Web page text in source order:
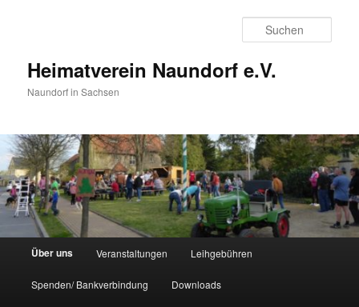
Heimatverein Naundorf e.V.
Naundorf in Sachsen
HauptmenüÜber uns Veranstaltungen Leihgebühren
Spenden/ Bankverbindung Downloads